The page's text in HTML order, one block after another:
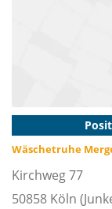
Wäschetruhe
Kirchweg 77
50858 Köln